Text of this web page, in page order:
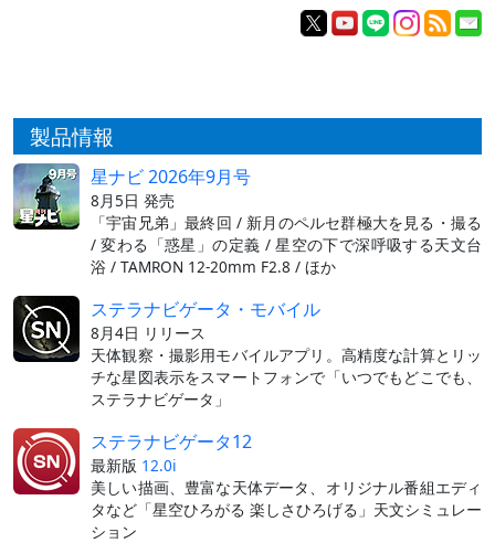
製品情報
星ナビ 2026年9月号
8月5日 発売
「宇宙兄弟」最終回 / 新月のペルセ群極大を見る・撮る
/ 変わる「惑星」の定義 / 星空の下で深呼吸する天文台
浴 / TAMRON 12-20mm F2.8 / ほか
ステラナビゲータ・モバイル
8月4日 リリース
天体観察・撮影用モバイルアプリ。高精度な計算とリッ
チな星図表示をスマートフォンで「いつでもどこでも、
ステラナビゲータ」
ステラナビゲータ12
最新版 12.0i
美しい描画、豊富な天体データ、オリジナル番組エディ
タなど「星空ひろがる 楽しさひろげる」天文シミュレー
ション